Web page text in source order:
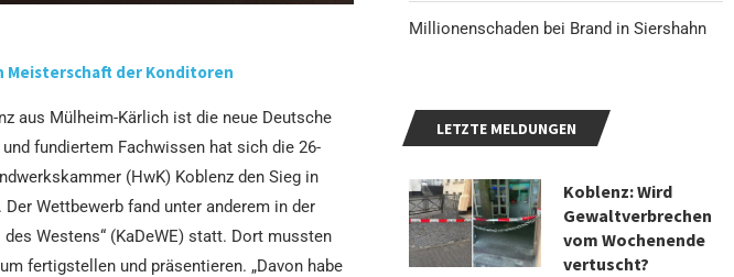
Meisterschaft der Konditoren
aus Mülheim-Kärlich ist die neue Deutsche
fundiertem Fachwissen hat sich die 26-
(HwK) Koblenz den Sieg in
Wettbewerb fand unter anderem in der
Westens“ (KaDeWE) statt. Dort mussten
fertigstellen und präsentieren. „Davon habe
Millionenschaden bei Brand in Siershahn
LETZTE MELDUNGEN
Koblenz: Wird
Gewaltverbrechen
vom Wochenende
vertuscht?